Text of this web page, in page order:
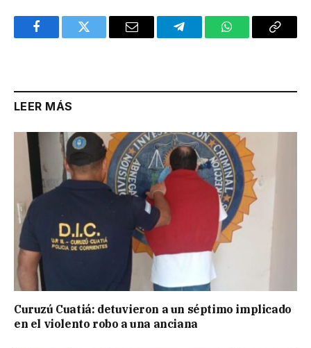
FacebookTwitter Email TelegramWhatsAppCopy
LEER MÁS
Curuzú Cuatiá: detuvieron a un séptimo implicado
en el violento robo a una anciana